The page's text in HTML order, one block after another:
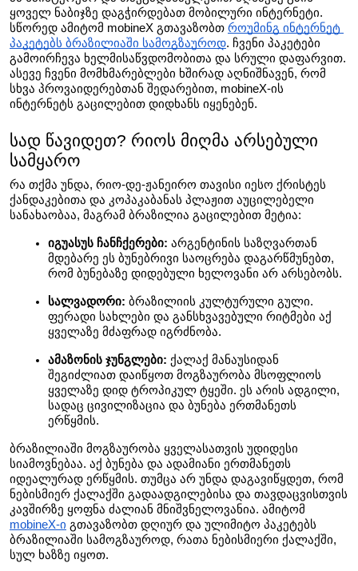
ყოველ ნაბიჯზე დაგჭირდებათ მობილური ინტერნეტი.
სწორედ ამიტომ mobineX გთავაზობთ როუმინგ ინტერნეტ
პაკეტებს ბრაზილიაში სამოგზაუროდ. ჩვენი პაკეტები
გამოირჩევა ხელმისაწვდომობითა და სრული დაფარვით.
ასევე ჩვენი მომხმარებლები ხშირად აღნიშნავენ, რომ
სხვა პროვაიდერებთან შედარებით, mobineX-ის
ინტერნეტს გაცილებით დიდხანს იყენებენ.
სად წავიდეთ? რიოს მიღმა არსებული
სამყარო
რა თქმა უნდა, რიო-დე-ჟანეირო თავისი იესო ქრისტეს
ქანდაკებითა და კოპაკაბანას პლაჟით აუცილებელი
სანახაობაა, მაგრამ ბრაზილია გაცილებით მეტია:
იგუასუს ჩანჩქერები: არგენტინის საზღვართან
მდებარე ეს ბუნებრივი საოცრება დაგარწმუნებთ,
რომ ბუნებაზე დიდებული ხელოვანი არ არსებობს.
სალვადორი: ბრაზილიის კულტურული გული.
ფერადი სახლები და განსხვავებული რიტმები აქ
ყველაზე მძაფრად იგრძნობა.
ამაზონის ჯუნგლები: ქალაქ მანაუსიდან
შეგიძლიათ დაიწყოთ მოგზაურობა მსოფლიოს
ყველაზე დიდ ტროპიკულ ტყეში. ეს არის ადგილი,
სადაც ცივილიზაცია და ბუნება ერთმანეთს
ერწყმის.
ბრაზილიაში მოგზაურობა ყველასათვის უდიდესი
სიამოვნებაა. აქ ბუნება და ადამიანი ერთმანეთს
იდეალურად ერწყმის. თუმცა არ უნდა დაგავიწყდეთ, რომ
ნებისმიერ ქალაქში გადაადგილებისა და თავდაცვისთვის
mobineX-ი გთავაზობთ დღიურ და ულიმიტო პაკეტებს
ბრაზილიაში სამოგზაუროდ, რათა ნებისმიერი ქალაქში,
სულ ხაზზე იყოთ.